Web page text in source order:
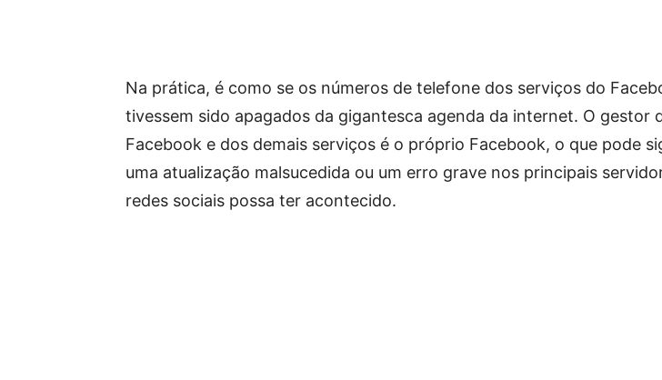
Na prática, é como se os números de telefone dos serviços do
tivessem sido apagados da gigantesca agenda da internet. O gestor
Facebook e dos demais serviços é o próprio Facebook, o que pode
uma atualização malsucedida ou um erro grave nos principais
redes sociais possa ter acontecido.